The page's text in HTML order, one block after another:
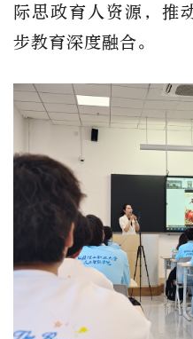
际思政育人资源，推
步教育深度融合。